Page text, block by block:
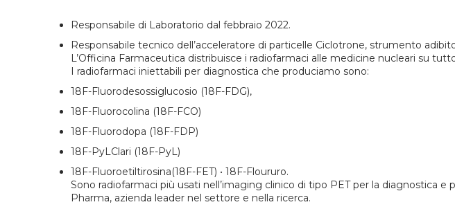
Responsabile di Laboratorio dal febbraio 2022.
Responsabile tecnico dell’acceleratore di particelle Ciclotrone, strumento
L’Officina Farmaceutica distribuisce i radiofarmaci alle medicine nucleari su
I radiofarmaci iniettabili per diagnostica che produciamo sono:
18F-Fluorodesossiglucosio (18F-FDG),
18F-Fluorocolina (18F-FCO)
18F-Fluorodopa (18F-FDP)
18F-PyLClari (18F-PyL)
18F-Fluoroetiltirosina(18F-FET) • 18F-Floururo.
Sono radiofarmaci più usati nell’imaging clinico di tipo PET per la diagnostica
Pharma, azienda leader nel settore e nella ricerca.